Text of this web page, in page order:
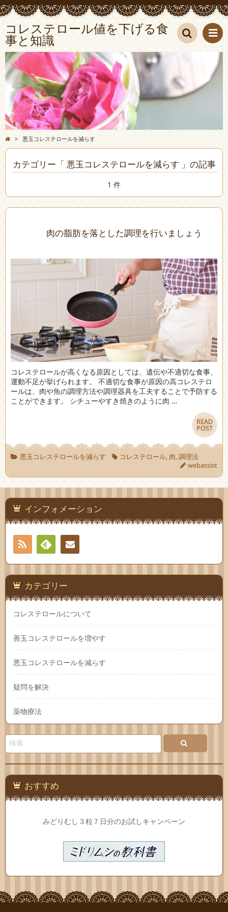
コレステロール値を下げる食
事と知識
> 悪玉コレステロールを減らす
カテゴリー「 悪玉コレステロールを減らす 」の記事
1 件
肉の脂肪を落とした調理を行いましょう
コレステロールが高くなる原因としては、遺伝や不適切な食事、
運動不足が挙げられます。 不適切な食事が原因の高コレステロ
ールは、肉や魚の調理方法や調理器具を工夫することで予防する
ことができます。 シチューやすき焼きのように肉 …
READ
POST
READ
POST
悪玉コレステロールを減らす コレステロール, 肉,調理法
webassist
インフォメーション
RSS
Feedlyお問
い合
わせ
カテゴリー
コレステロールについて
善玉コレステロールを増やす
悪玉コレステロールを減らす
疑問を解決
薬物療法
おすすめ
みどりむし３粒７日分のお試しキャンペーン